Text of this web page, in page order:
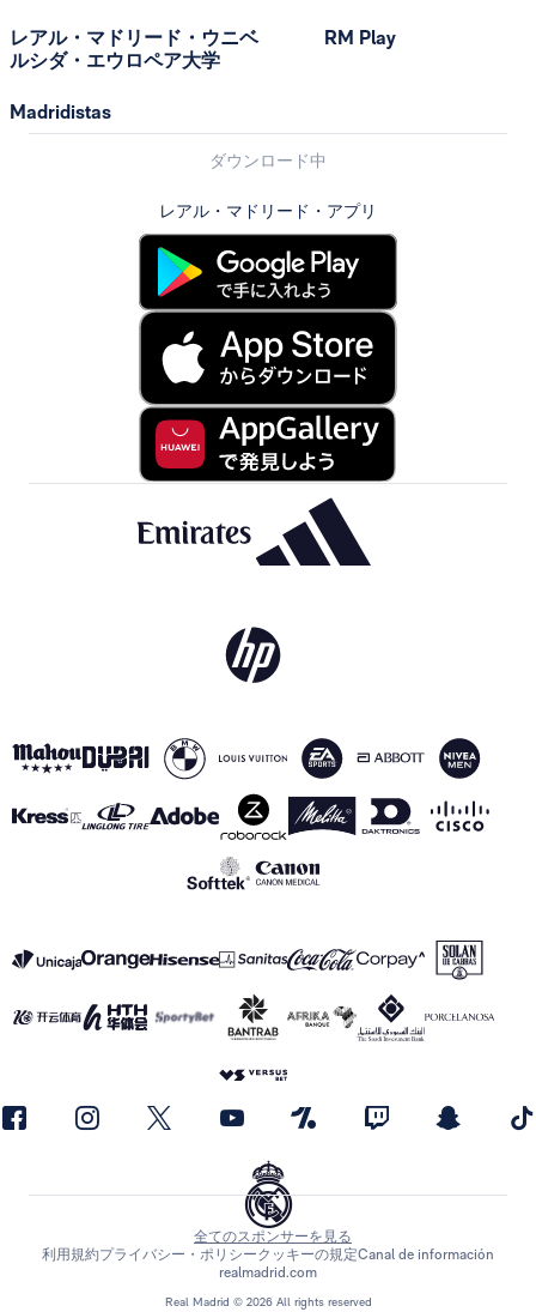
レアル・マドリード・ウニベ
ルシダ・エウロペア大学
Madridistas
RM Play
ダウンロード中
レアル・マドリード・アプリ
Real Madrid © 2026 All rights reserved
全てのスポンサーを見る
利用規約プライバシー・ポリシークッキーの規定Canal de información
realmadrid.com